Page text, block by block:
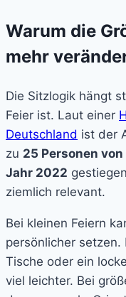
Warum die
mehr
Die Sitzlogik hängt
Feier ist. Laut einer
Deutschland ist der
zu 25 Personen
Jahr 2022
ziemlich relevant.
Bei kleinen Feiern
persönlicher
Tische oder ein
viel leichter. Bei